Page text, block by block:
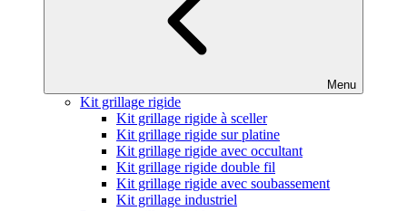
Menu
Kit grillage rigide
Kit grillage rigide à sceller
Kit grillage rigide sur platine
Kit grillage rigide avec occultant
Kit grillage rigide double fil
Kit grillage rigide avec soubassement
Kit grillage industriel